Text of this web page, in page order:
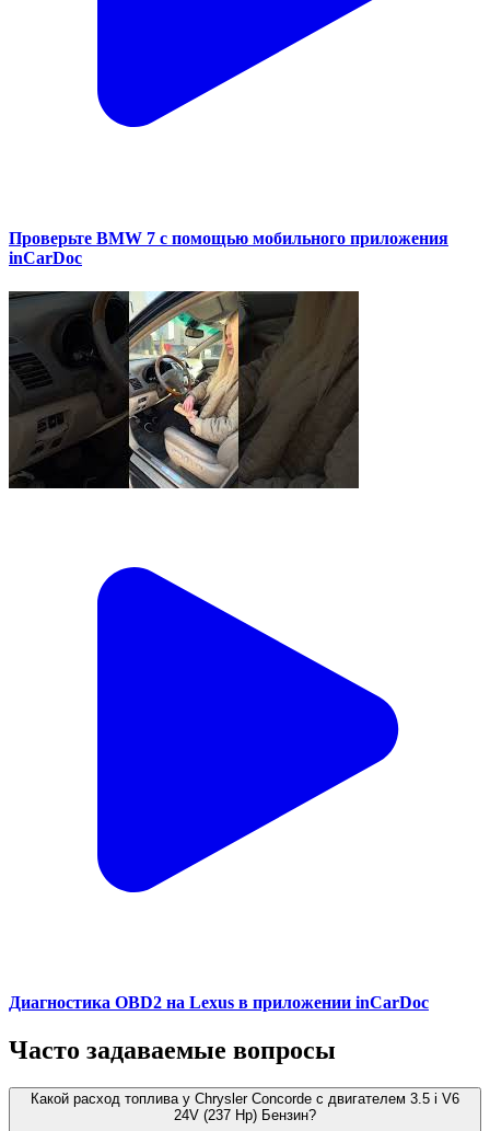
Проверьте BMW 7 с помощью мобильного приложения
inCarDoc
Диагностика OBD2 на Lexus в приложении inCarDoc
Часто задаваемые вопросы
Какой расход топлива у Chrysler Concorde с двигателем 3.5 i V6
24V (237 Hp) Бензин?